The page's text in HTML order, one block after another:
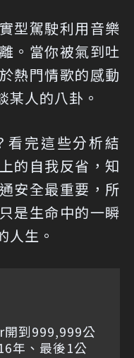
型駕駛利用音樂
。當你被氣到吐
熱門情歌的感動
某人的八卦。
看完這些分析結
的自我反省，知
安全最重要，所
是生命中的一瞬
人生。
到999,999公
年、最後1公